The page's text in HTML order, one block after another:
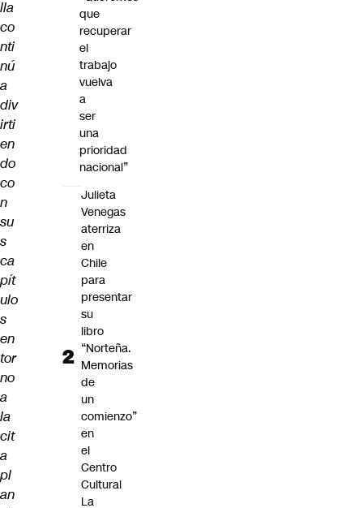
lla
co
nti
nú
a
div
irti
en
do
co
n
su
s
ca
pít
ulo
s
en
tor
no
a
la
cit
a
pl
an
que
recuperar
el
trabajo
vuelva
a
ser
una
prioridad
nacional”
Julieta
Venegas
aterriza
en
Chile
para
presentar
su
libro
“Norteña.
Memorias
de
un
comienzo”
en
el
Centro
Cultural
La